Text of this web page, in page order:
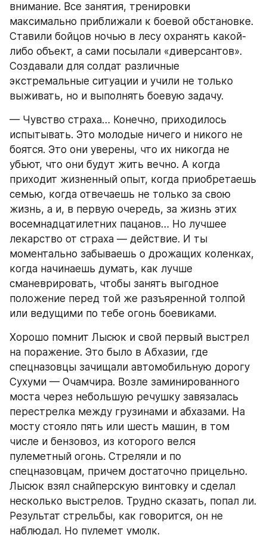
внимание. Все занятия, тренировки
максимально приближали к боевой обстановке.
Ставили бойцов ночью в лесу охранять какой-
либо объект, а сами посылали «диверсантов».
Создавали для солдат различные
экстремальные ситуации и учили не только
выживать, но и выполнять боевую задачу.
— Чувство страха… Конечно, приходилось
испытывать. Это молодые ничего и никого не
боятся. Это они уверены, что их никогда не
убьют, что они будут жить вечно. А когда
приходит жизненный опыт, когда приобретаешь
семью, когда отвечаешь не только за свою
жизнь, а и, в первую очередь, за жизнь этих
восемнадцатилетних пацанов… Но лучшее
лекарство от страха — действие. И ты
моментально забываешь о дрожащих коленках,
когда начинаешь думать, как лучше
сманеврировать, чтобы занять выгодное
положение перед той же разъяренной толпой
или ведущими по тебе огонь боевиками.
Хорошо помнит Лысюк и свой первый выстрел
на поражение. Это было в Абхазии, где
спецназовцы зачищали автомобильную дорогу
Сухуми — Очамчира. Возле заминированного
моста через небольшую речушку завязалась
перестрелка между грузинами и абхазами. На
мосту стояло пять или шесть машин, в том
числе и бензовоз, из которого велся
пулеметный огонь. Стреляли и по
спецназовцам, причем достаточно прицельно.
Лысюк взял снайперскую винтовку и сделал
несколько выстрелов. Трудно сказать, попал ли.
Результат стрельбы, как говорится, он не
наблюдал. Но пулемет умолк.